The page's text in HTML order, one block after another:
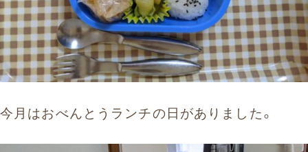
今月はおべんとうランチの日がありました。